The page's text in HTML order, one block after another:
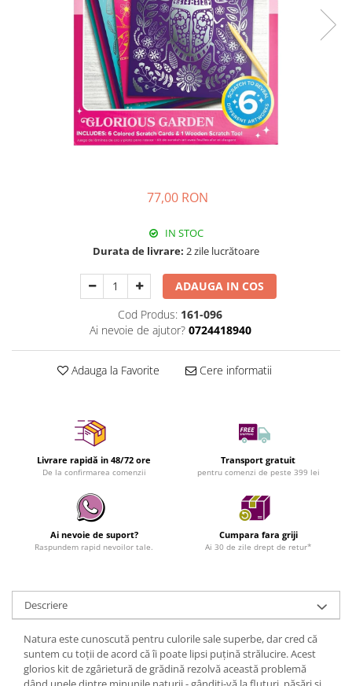
77,00 RON
IN STOC
Durata de livrare: 2 zile lucrătoare
ADAUGA IN COS
Cod Produs: 161-096
Ai nevoie de ajutor? 0724418940
Adauga la Favorite Cere informatii
Livrare rapidă in 48/72 ore
De la confirmarea comenzii
Transport gratuit
pentru comenzi de peste 399 lei
Ai nevoie de suport?
Raspundem rapid nevoilor tale.
Cumpara fara griji
Ai 30 de zile drept de retur*
Descriere
Natura este cunoscută pentru culorile sale superbe, dar cred că
suntem cu toții de acord că îi poate lipsi puțină strălucire. Acest
glorios kit de zgârietură de grădină rezolvă această problemă